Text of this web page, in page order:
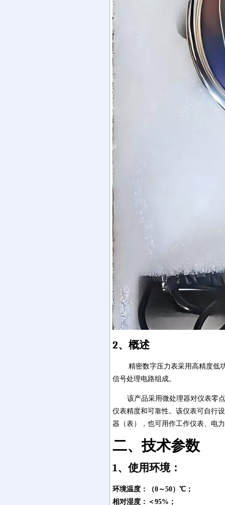
2、概述
精密数字压力表采用高精度低
信号处理电路组成。
该产品采用微处理器对仪表零
仪表精度和可靠性。该仪表可自行
器（表），也可用作工作仪表、电
二、技术参数
1、使用环境：
环境温度：（0 ～50）℃；
相对湿度：＜ 95% ；